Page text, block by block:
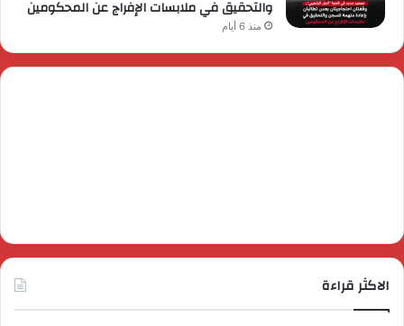
والتحقيق في ملابسات الإفراج عن المحكومين
منذ 6 أيام
الاكثر قراءة